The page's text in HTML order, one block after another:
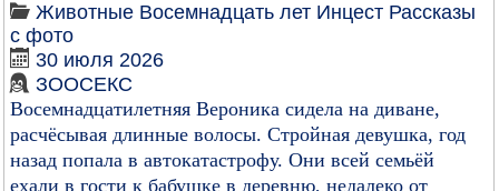
Животные Восемнадцать лет Инцест Рассказы
с фото
30 июля 2026
ЗООСЕКС
Восемнадцатилетняя Вероника сидела на диване,
расчёсывая длинные волосы. Стройная девушка, год
назад попала в автокатастрофу. Они всей семьёй
ехали в гости к бабушке в деревню, недалеко от